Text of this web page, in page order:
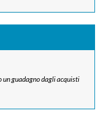
guadagno dagli acquisti